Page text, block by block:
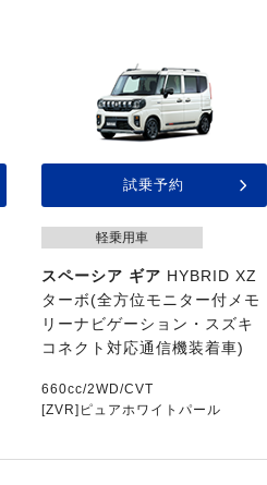
試乗予約
軽乗用車
スペーシア ギア HYBRID XZ
ターボ(全方位モニター付メモ
リーナビゲーション・スズキ
コネクト対応通信機装着車)
660cc/2WD/CVT
[ZVR]ピュアホワイトパール